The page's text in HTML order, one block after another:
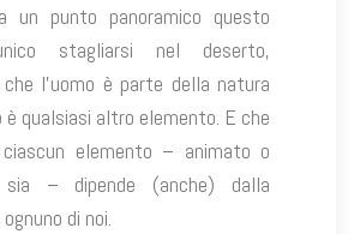
un punto panoramico questo
stagliarsi nel deserto,
che l’uomo è parte della natura
è qualsiasi altro elemento. E che
elemento – animato o
– dipende (anche) dalla
di noi.